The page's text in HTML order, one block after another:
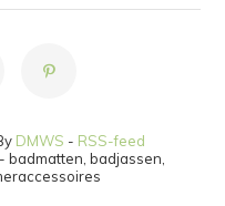
DMWS - RSS-feed
badmatten, badjassen,